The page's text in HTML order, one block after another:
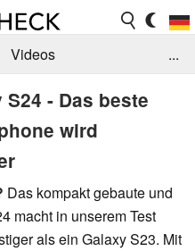
Videos
Tests
Jobs
...
- Das beste
wird
Das kompakt gebaute und
macht in unserem Test
als ein Galaxy S23. Mit